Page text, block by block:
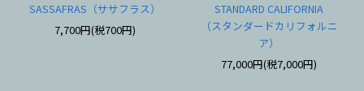
SASSAFRAS（ササフラス）
7,700円(税700円)
STANDARD CALIFORNIA
（スタンダードカリフォルニ
ア）
77,000円(税7,000円)